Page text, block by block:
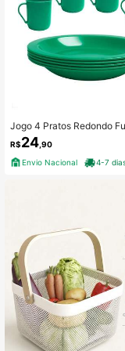
Jogo 4 Pratos Redondo
pos Com Alça 450ml
8 Peças
R$24 ,90
Envio Nacional
4-7